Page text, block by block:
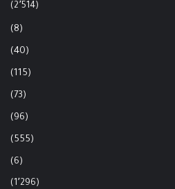
(2٬514)
(8)
(40)
(115)
(73)
(96)
(555)
(6)
(1٬296)